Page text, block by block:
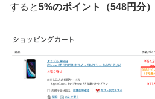
すると5%のポイント（548円分